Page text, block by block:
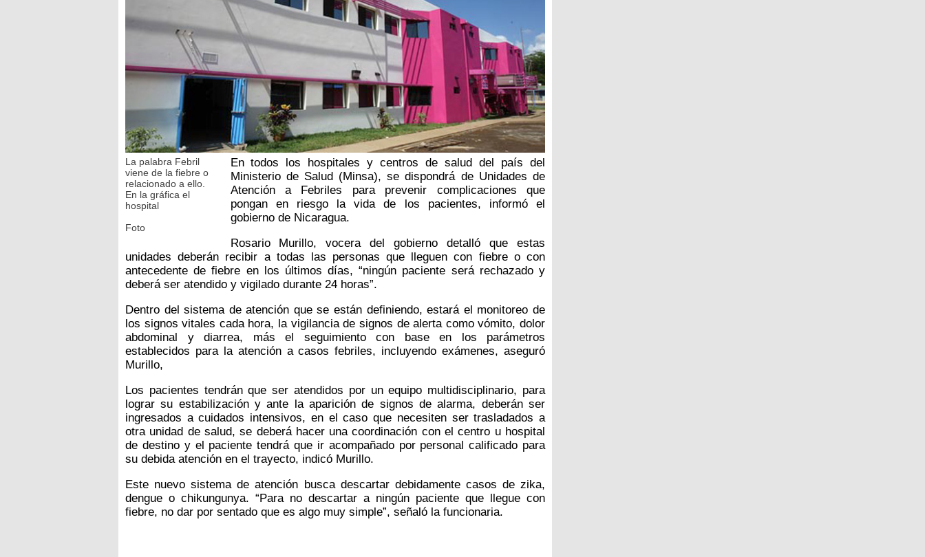
La palabra Febril
viene de la fiebre o
relacionado a ello.
En la gráfica el
hospital
Foto
En todos los hospitales y centros de salud del país del
Ministerio de Salud (Minsa), se dispondrá de Unidades de
Atención a Febriles para prevenir complicaciones que
pongan en riesgo la vida de los pacientes, informó el
gobierno de Nicaragua.
Rosario Murillo, vocera del gobierno detalló que estas
unidades deberán recibir a todas las personas que lleguen con fiebre o con
antecedente de fiebre en los últimos días, “ningún paciente será rechazado y
deberá ser atendido y vigilado durante 24 horas”.
Dentro del sistema de atención que se están definiendo, estará el monitoreo de
los signos vitales cada hora, la vigilancia de signos de alerta como vómito, dolor
abdominal y diarrea, más el seguimiento con base en los parámetros
establecidos para la atención a casos febriles, incluyendo exámenes, aseguró
Murillo,
Los pacientes tendrán que ser atendidos por un equipo multidisciplinario, para
lograr su estabilización y ante la aparición de signos de alarma, deberán ser
ingresados a cuidados intensivos, en el caso que necesiten ser trasladados a
otra unidad de salud, se deberá hacer una coordinación con el centro u hospital
de destino y el paciente tendrá que ir acompañado por personal calificado para
su debida atención en el trayecto, indicó Murillo.
Este nuevo sistema de atención busca descartar debidamente casos de zika,
dengue o chikungunya. “Para no descartar a ningún paciente que llegue con
fiebre, no dar por sentado que es algo muy simple”, señaló la funcionaria.